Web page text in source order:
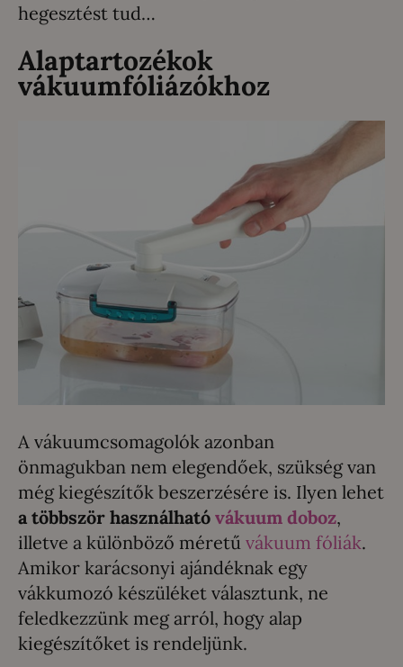
hegesztést tud…
Alaptartozékok
vákuumfóliázókhoz
A vákuumcsomagolók azonban
önmagukban nem elegendőek, szükség van
még kiegészítők beszerzésére is. Ilyen lehet
a többször használható vákuum doboz,
illetve a különböző méretű vákuum fóliák.
Amikor karácsonyi ajándéknak egy
vákkumozó készüléket választunk, ne
feledkezzünk meg arról, hogy alap
kiegészítőket is rendeljünk.